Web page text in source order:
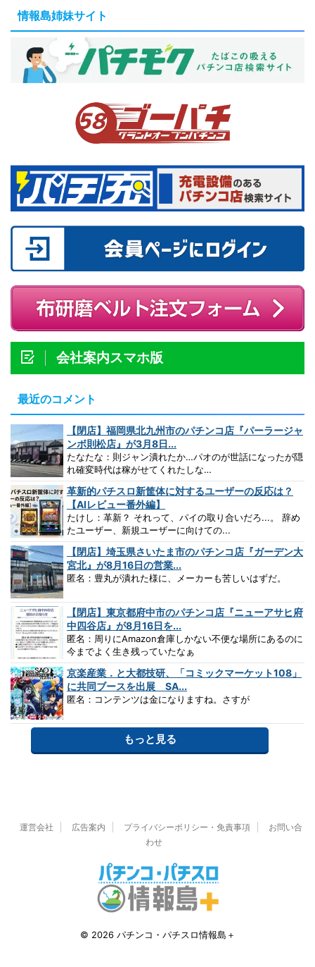
情報島姉妹サイト
会社案内スマホ版
最近のコメント
【閉店】福岡県北九州市のパチンコ店『パーラージャ
ンボ則松店』が3月8日...
たなたな：則ジャン潰れたか…パオのが世話になったが隠
れ確変時代は稼がせてくれたしな…
革新的パチスロ新筐体に対するユーザーの反応は？
【AIレビュー番外編】
たけし：革新？ それって、パイの取り合いだろ...。 辞め
たユーザー、新規ユーザーに向けての...
【閉店】埼玉県さいたま市のパチンコ店『ガーデン大
宮北』が8月16日の営業...
匿名：豊丸が潰れた様に、メーカーも苦しいはずだ。
【閉店】東京都府中市のパチンコ店『ニューアサヒ府
中四谷店』が8月16日を...
匿名：周りにAmazon倉庫しかない不便な場所にあるのに
今までよく生き残っていたなぁ
京楽産業．と大都技研、「コミックマーケット108」
に共同ブースを出展 SA...
匿名：コンテンツは金になりますね。さすが
もっと見る
運営会社 広告案内 プライバシーポリシー・免責事項
お問い合
わせ
© 2026 パチンコ・パチスロ情報島＋